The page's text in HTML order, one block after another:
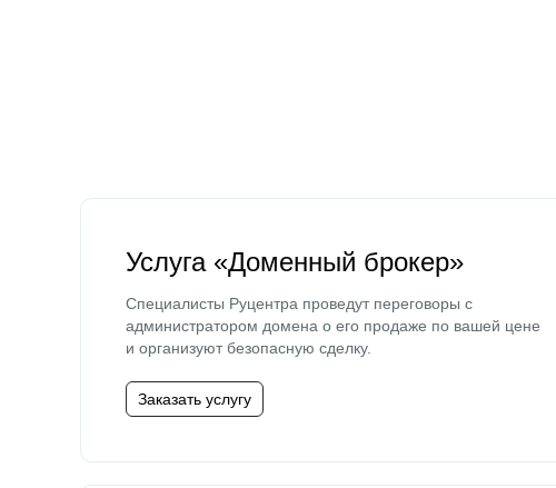
Услуга «Доменный брокер»
Специалисты Руцентра проведут переговоры с
администратором домена о его продаже по вашей цене
и организуют безопасную сделку.
Заказать услугу